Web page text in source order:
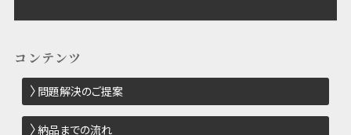
コンテンツ
問題解決のご提案
納品までの流れ